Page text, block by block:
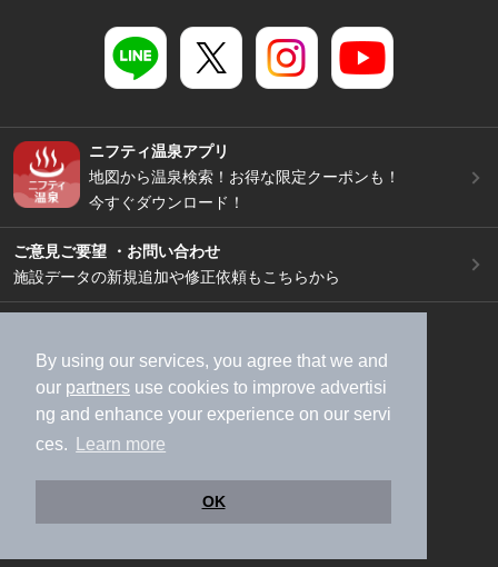
By using our services, you agree that we and
our partners use cookies to improve advertisi
ng and enhance your experience on our servi
ces.
Learn more
OK
ニフティ温泉アプリ
地図から温泉検索！お得な限定クーポンも！
今すぐダウンロード！
ご意見ご要望 ・お問い合わせ
施設データの新規追加や修正依頼もこちらから
加盟店募集（資料請求）
広告出稿のご案内
利用規約
ライフスタイルMEMBERS+規約
特定商取引法に基づく表記
ヘルプ
採用情報
運営会社